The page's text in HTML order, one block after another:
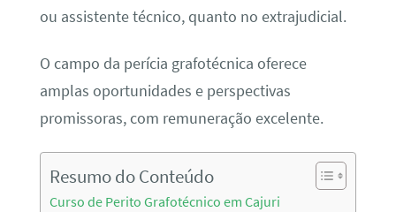
ou assistente técnico, quanto no extrajudicial.
O campo da perícia grafotécnica oferece
amplas oportunidades e perspectivas
promissoras, com remuneração excelente.
Resumo do Conteúdo
Curso de Perito Grafotécnico em Cajuri